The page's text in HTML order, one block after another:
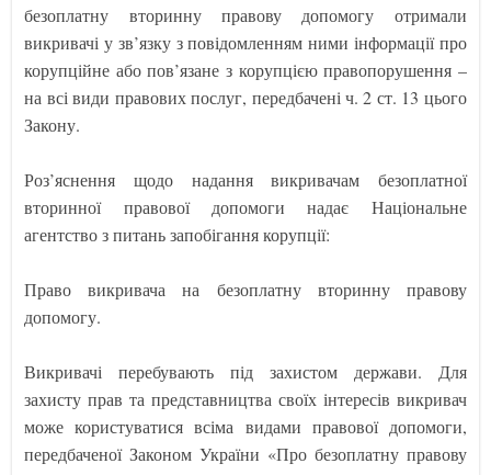
безоплатну вторинну правову допомогу отримали
викривачі у зв’язку з повідомленням ними інформації про
корупційне або пов’язане з корупцією правопорушення –
на всі види правових послуг, передбачені ч. 2 ст. 13 цього
Закону.
Роз’яснення щодо надання викривачам безоплатної
вторинної правової допомоги надає Національне
агентство з питань запобігання корупції:
Право викривача на безоплатну вторинну правову
допомогу.
Викривачі перебувають під захистом держави. Для
захисту прав та представництва своїх інтересів викривач
може користуватися всіма видами правової допомоги,
передбаченої Законом України «Про безоплатну правову